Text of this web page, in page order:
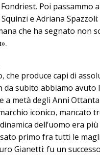
Poi passammo
e Adriana
che ha segnato non
che produce capi di
da subito abbiamo
a metà degli Anni
iconico, mancato
dell’uomo era
primo fra tutti le
Gianetti: fu un